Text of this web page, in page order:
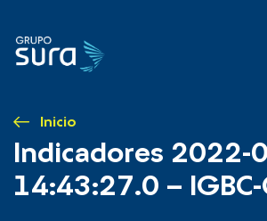
Inicio
Indicadores 2022-
14:43:27.0 – IGBC-